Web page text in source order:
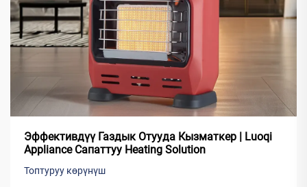
Эффективдүү Газдык Отууда Кызматкер | Luoqi
Appliance Сапаттуу Heating Solution
Топтуруу көрүнүш